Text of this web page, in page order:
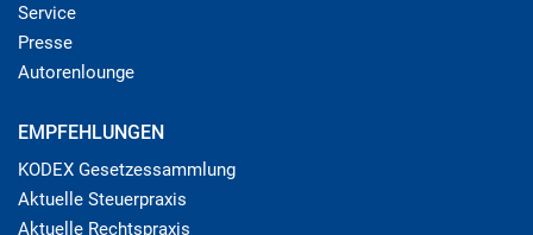
Service
Presse
Autorenlounge
EMPFEHLUNGEN
KODEX Gesetzessammlung
Aktuelle Steuerpraxis
Aktuelle Rechtspraxis